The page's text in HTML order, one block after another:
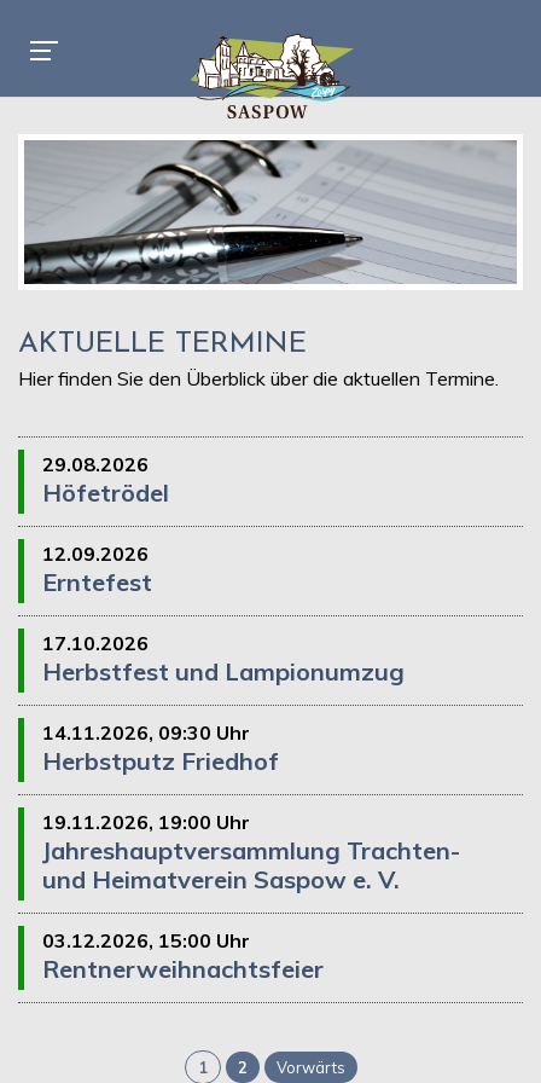
AKTUELLE TERMINE
Hier finden Sie den Überblick über die aktuellen Termine.
29.08.2026
Höfetrödel
12.09.2026
Erntefest
17.10.2026
Herbstfest und Lampionumzug
14.11.2026, 09:30 Uhr
Herbstputz Friedhof
19.11.2026, 19:00 Uhr
Jahreshauptversammlung Trachten-
und Heimatverein Saspow e. V.
03.12.2026, 15:00 Uhr
Rentnerweihnachtsfeier
1 2 Vorwärts